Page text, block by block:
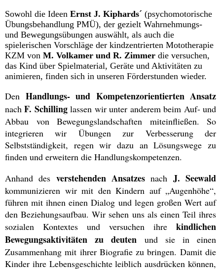
Sowohl die Ideen Ernst J. Kiphards´ (psychomotorische
Übungsbehandlung PMÜ), der gezielt Wahrnehmungs-
und Bewegungsübungen auswählt, als auch die
spielerischen Vorschläge der kindzentrierten Mototherapie
KZM von M. Volkamer und R. Zimmer die versuchen,
das Kind über Spielmaterial, Geräte und Aktivitäten zu
animieren, finden sich in unseren Förderstunden wieder.
Den Handlungs- und Kompetenzorientierten Ansatz
nach F. Schillinglassen wir unter anderem beim Auf- und
Abbau von Bewegungslandschaften miteinfließen. So
integrieren wir Übungen zur Verbesserung der
Selbstständigkeit, regen wir dazu an Lösungswege zu
finden und erweitern die Handlungskompetenzen.
Anhand des verstehenden Ansatzesnach J. Seewald
kommunizieren wir mit den Kindern auf „Augenhöhe“,
führen mit ihnen einen Dialog und legen großen Wert auf
den Beziehungsaufbau. Wir sehen uns als einen Teil ihres
sozialen Kontextes und versuchen ihre kindlichen
Bewegungsaktivitäten zu deuten und sie in einen
Zusammenhang mit ihrer Biografie zu bringen. Damit die
Kinder ihre Lebensgeschichte leiblich ausdrücken können,